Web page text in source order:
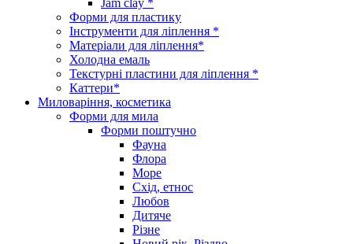
Форми для пластику
Інструменти для ліплення *
Матеріали для ліплення*
Холодна емаль
Текстурні пластини для ліплення *
Каттери*
Миловаріння, косметика
Форми для мила
Форми поштучно
Фауна
Флора
Море
Схід, етнос
Любов
Дитяче
Різне